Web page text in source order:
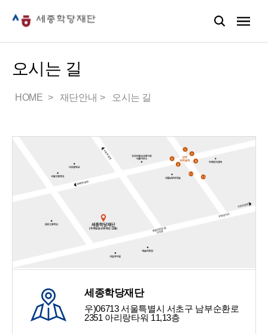
오시는 길
HOME 재단안내 오시는 길
세종학당재단
우)06713 서울특별시 서초구 남부순환로
2351 아리랑타워 11,13층